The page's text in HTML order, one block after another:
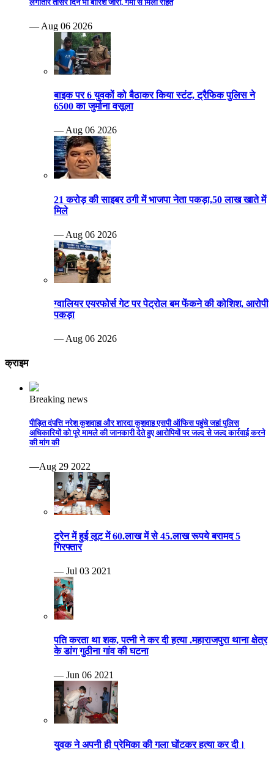
लगातार तीसरे दिन भी बारिश जारी, गर्मी से मिली राहत
— Aug 06 2026
बाइक पर 6 युवकों को बैठाकर किया स्टंट, ट्रैफिक पुलिस ने
6500 का जुर्माना वसूला
— Aug 06 2026
21 करोड़ की साइबर ठगी में भाजपा नेता पकड़ा,50 लाख खाते में
मिले
— Aug 06 2026
ग्वालियर एयरफोर्स गेट पर पेट्रोल बम फेंकने की कोशिश, आरोपी
पकड़ा
— Aug 06 2026
क्राइम
Breaking news
पीड़ित दंपत्ति नरेश कुशवाहा और शारदा कुशवाह एसपी ऑफिस पहुंचे जहां पुलिस
अधिकारियों को पूरे मामले की जानकारी देते हुए आरोपियों पर जल्द से जल्द कार्रवाई करने
की मांग की
—Aug 29 2022
ट्रेन में हुई लूट में 60.लाख में से 45.लाख रूपये बरामद 5
गिरफ्तार
— Jul 03 2021
पति करता था शक, पत्नी ने कर दी हत्या .महाराजपुरा थाना क्षेत्र
के डांग गुठीना गांव की घटना
— Jun 06 2021
युवक ने अपनी ही प्रेमिका की गला घोंटकर हत्या कर दी।